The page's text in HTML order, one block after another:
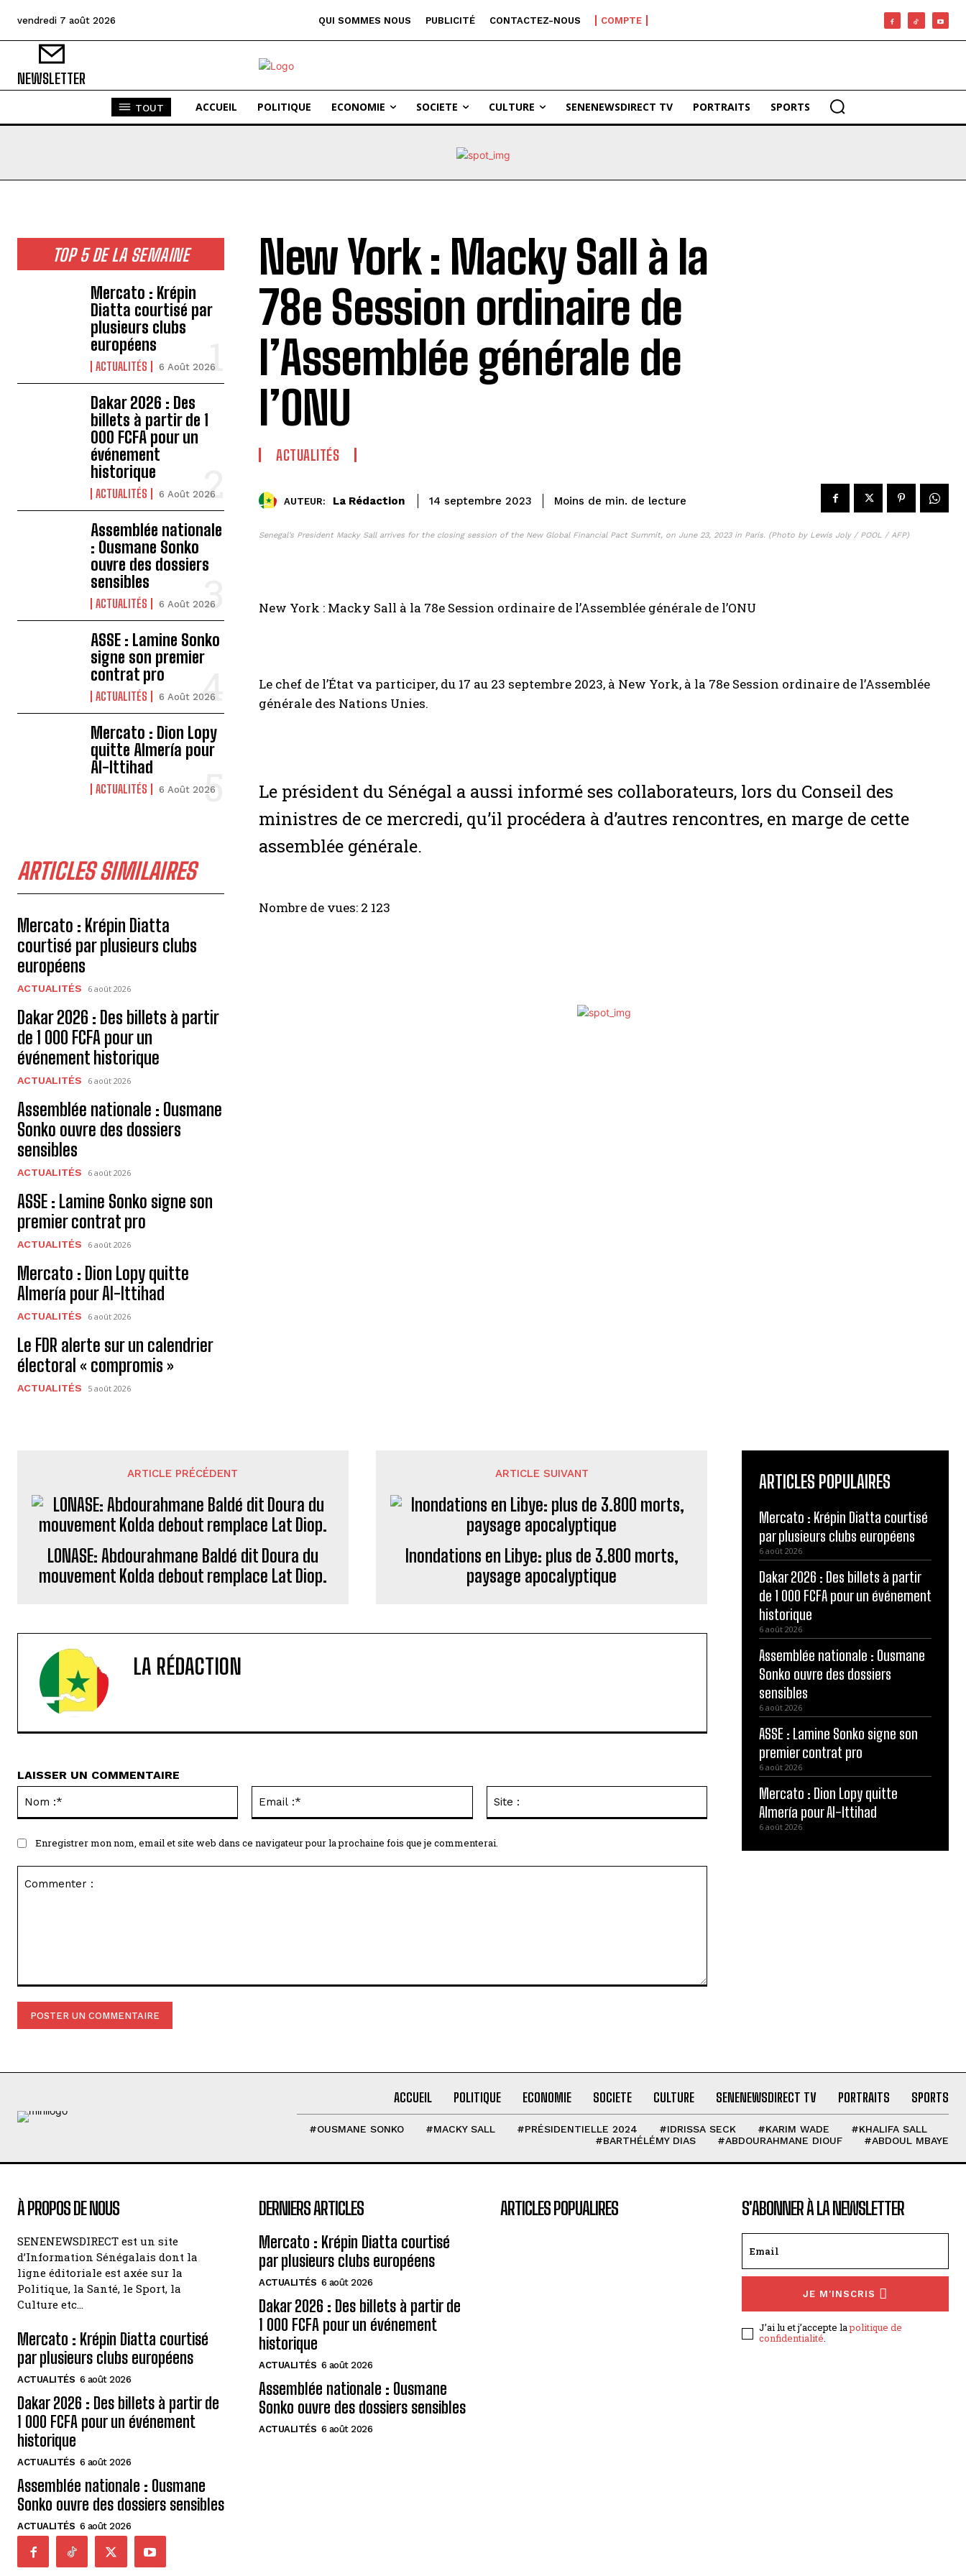
vendredi 7 août 2026 QUI SOMMES NOUS PUBLICITÉ CONTACTEZ-NOUS COMPTE
NEWSLETTER
TOUT ACCUEIL POLITIQUE ECONOMIE SOCIETE CULTURE SENENEWSDIRECT TV PORTRAITS SPORTS
TOP 5 DE LA SEMAINE
Mercato : Krépin
Diatta courtisé par
plusieurs clubs
européens
ACTUALITÉS 6 Août 2026
Dakar 2026 : Des
billets à partir de 1
000 FCFA pour un
événement
historique
ACTUALITÉS 6 Août 2026
Assemblée nationale
: Ousmane Sonko
ouvre des dossiers
sensibles
ACTUALITÉS 6 Août 2026
ASSE : Lamine Sonko
signe son premier
contrat pro
ACTUALITÉS 6 Août 2026
Mercato : Dion Lopy
quitte Almería pour
Al-Ittihad
ACTUALITÉS 6 Août 2026
ARTICLES SIMILAIRES
Mercato : Krépin Diatta
courtisé par plusieurs clubs
européens
ACTUALITÉS 6 août 2026
Dakar 2026 : Des billets à partir
de 1 000 FCFA pour un
événement historique
ACTUALITÉS 6 août 2026
Assemblée nationale : Ousmane
Sonko ouvre des dossiers
sensibles
ACTUALITÉS 6 août 2026
ASSE : Lamine Sonko signe son
premier contrat pro
ACTUALITÉS 6 août 2026
Mercato : Dion Lopy quitte
Almería pour Al-Ittihad
ACTUALITÉS 6 août 2026
Le FDR alerte sur un calendrier
électoral « compromis »
ACTUALITÉS 5 août 2026
New York : Macky Sall à la
78e Session ordinaire de
l’Assemblée générale de
l’ONU
ACTUALITÉS
AUTEUR: La Rédaction 14 septembre 2023 Moins de min. de lecture
Senegal’s President Macky Sall arrives for the closing session of the New Global Financial Pact Summit, on June 23, 2023 in Paris. (Photo by Lewis Joly / POOL / AFP)
New York : Macky Sall à la 78e Session ordinaire de l’Assemblée générale de l’ONU
Le chef de l’État va participer, du 17 au 23 septembre 2023, à New York, à la 78e Session ordinaire de l’Assemblée
générale des Nations Unies.
Le président du Sénégal a aussi informé ses collaborateurs, lors du Conseil des
ministres de ce mercredi, qu’il procédera à d’autres rencontres, en marge de cette
assemblée générale.
Nombre de vues: 2 123
ARTICLE PRÉCÉDENT
LONASE: Abdourahmane Baldé dit Doura du
mouvement Kolda debout remplace Lat Diop.
ARTICLE SUIVANT
Inondations en Libye: plus de 3.800 morts,
paysage apocalyptique
LA RÉDACTION
LAISSER UN COMMENTAIRE
Enregistrer mon nom, email et site web dans ce navigateur pour la prochaine fois que je commenterai.
ARTICLES POPULAIRES
Mercato : Krépin Diatta courtisé
par plusieurs clubs européens
6 août 2026
Dakar 2026 : Des billets à partir
de 1 000 FCFA pour un événement
historique
6 août 2026
Assemblée nationale : Ousmane
Sonko ouvre des dossiers
sensibles
6 août 2026
ASSE : Lamine Sonko signe son
premier contrat pro
6 août 2026
Mercato : Dion Lopy quitte
Almería pour Al-Ittihad
6 août 2026
ACCUEIL POLITIQUE ECONOMIE SOCIETE CULTURE SENENEWSDIRECT TV PORTRAITS SPORTS
#OUSMANE SONKO #MACKY SALL #PRÉSIDENTIELLE 2024 #IDRISSA SECK #KARIM WADE
#KHALIFA SALL
#BARTHÉLÉMY DIAS
#ABDOURAHMANE DIOUF #ABDOUL MBAYE
À PROPOS DE NOUS
SENENEWSDIRECT est un site
d’Information Sénégalais dont la
ligne éditoriale est axée sur la
Politique, la Santé, le Sport, la
Culture etc…
Mercato : Krépin Diatta courtisé
par plusieurs clubs européens
ACTUALITÉS 6 août 2026
Dakar 2026 : Des billets à partir de
1 000 FCFA pour un événement
historique
ACTUALITÉS 6 août 2026
Assemblée nationale : Ousmane
Sonko ouvre des dossiers sensibles
ACTUALITÉS 6 août 2026
DERNIERS ARTICLES
Mercato : Krépin Diatta courtisé
par plusieurs clubs européens
ACTUALITÉS 6 août 2026
Dakar 2026 : Des billets à partir de
1 000 FCFA pour un événement
historique
ACTUALITÉS 6 août 2026
Assemblée nationale : Ousmane
Sonko ouvre des dossiers sensibles
ACTUALITÉS 6 août 2026
ARTICLES POPUALIRES S'ABONNER À LA NEWSLETTER
JE M'INSCRIS
J’ai lu et j’accepte lapolitique de
confidentialité.